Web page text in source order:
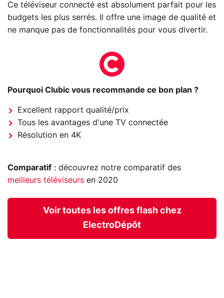
Ce téléviseur connecté est absolument parfait pour les
budgets les plus serrés. Il offre une image de qualité et
ne manque pas de fonctionnalités pour vous divertir.
Pourquoi Clubic vous recommande ce bon plan ?
Excellent rapport qualité/prix
Tous les avantages d'une TV connectée
Résolution en 4K
Comparatif : découvrez notre comparatif des
meilleurs téléviseurs en 2020
Voir toutes les offres flash chez
ElectroDépôt